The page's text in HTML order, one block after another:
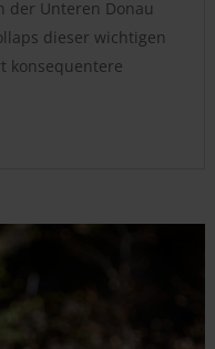
der Unteren Donau
dieser wichtigen
konsequentere